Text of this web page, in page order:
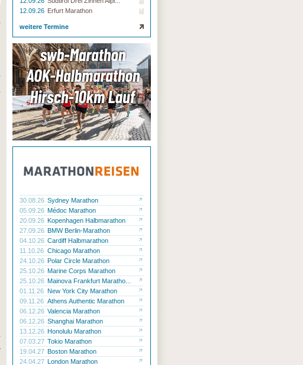
12.09.26 Erfurt Marathon
weitere Termine
30.08.26 Sydney Marathon
05.09.26 Médoc Marathon
20.09.26 Kopenhagen Halbmarathon
27.09.26 BMW Berlin-Marathon
04.10.26 Cardiff Halbmarathon
11.10.26 Chicago Marathon
24.10.26 Polar Circle Marathon
25.10.26 Marine Corps Marathon
25.10.26 Mainova Frankfurt Maratho...
01.11.26 New York City Marathon
09.11.26 Athens Authentic Marathon
06.12.26 Valencia Marathon
06.12.26 Shanghai Marathon
13.12.26 Honolulu Marathon
07.03.27 Tokio Marathon
19.04.27 Boston Marathon
24.04.27 London Marathon